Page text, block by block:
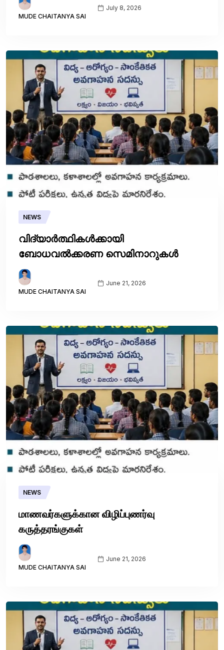
MUDE CHAITANYA SAI
July 8, 2026
NEWS
വിദ്യാർത്ഥികൾക്കായി
ബോധവൽക്കരണ സെമിനാറുകൾ
MUDE CHAITANYA SAI
June 21, 2026
NEWS
மாணவர்களுக்கான விழிப்புணர்வு
கருத்தரங்குகள்
MUDE CHAITANYA SAI
June 21, 2026